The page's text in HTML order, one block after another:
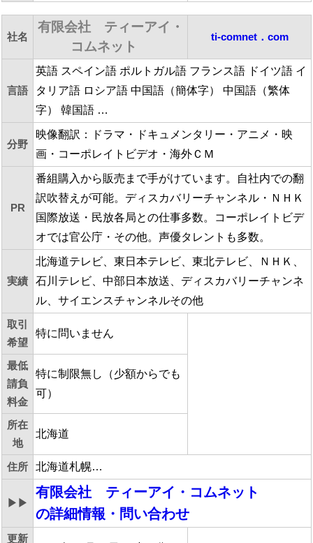
社名
有限会社 ティーアイ・
コムネット
ti-comnet．com
言語
英語 スペイン語 ポルトガル語 フランス語 ドイツ語 イ
タリア語 ロシア語 中国語（簡体字） 中国語（繁体
字） 韓国語 …
分野
映像翻訳：ドラマ・ドキュメンタリー・アニメ・映
画・コーポレイトビデオ・海外ＣＭ
PR
番組購入から販売まで手がけています。自社内での翻
訳吹替えが可能。ディスカバリーチャンネル・ＮＨＫ
国際放送・民放各局との仕事多数。コーポレイトビデ
オでは官公庁・その他。声優タレントも多数。
実績
北海道テレビ、東日本テレビ、東北テレビ、ＮＨＫ、
石川テレビ、中部日本放送、ディスカバリーチャンネ
ル、サイエンスチャンネルその他
取引
希望
特に問いません
最低
請負
料金
特に制限無し（少額からでも
可）
所在
地
北海道
住所 北海道札幌…
▶▶
有限会社 ティーアイ・コムネット
の詳細情報・問い合わせ
更新